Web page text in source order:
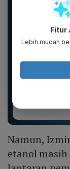
250 shet,
Namun,
etanol
Fitur
Lebih mudah